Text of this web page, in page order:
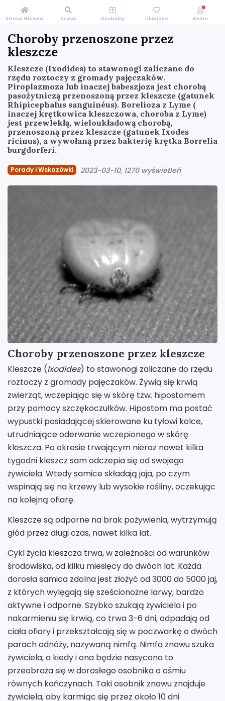
Choroby przenoszone przez
kleszcze
Kleszcze (Ixodides) to stawonogi zaliczane do
rzędu roztoczy z gromady pajęczaków.
Piroplazmoza lub inaczej babeszjoza jest chorobą
pasożytniczą przenoszoną przez kleszcze (gatunek
Rhipicephalus sanguinéus). Borelioza z Lyme (
inaczej krętkowica kleszczowa, choroba z Lyme)
jest przewlekłą, wieloukładową chorobą,
przenoszoną przez kleszcze (gatunek Ixodes
ricinus), a wywołaną przez bakterię krętka Borrelia
burgdorferi.
Porady i Wskazówki 2023-03-10 1270 wyświetleń
Choroby przenoszone przez kleszcze
Kleszcze (Ixodides) to stawonogi zaliczane do rzędu
roztoczy z gromady pajęczaków. Żywią się krwią
zwierząt, wczepiając się w skórę tzw. hipostomem
przy pomocy szczękoczułków. Hipostom ma postać
wypustki posiadającej skierowane ku tyłowi kolce,
utrudniające oderwanie wczepionego w skórę
kleszcza. Po okresie trwającym nieraz nawet kilka
tygodni kleszcz sam odczepia się od swojego
żywiciela. Wtedy samice składają jaja, po czym
wspinają się na krzewy lub wysokie rośliny, oczekując
na kolejną ofiarę.
Kleszcze są odporne na brak pożywienia, wytrzymują
głód przez długi czas, nawet kilka lat.
Cykl życia kleszcza trwa, w zależności od warunków
środowiska, od kilku miesięcy do dwóch lat. Każda
dorosła samica zdolna jest złożyć od 3000 do 5000 jaj,
z których wylęgają się sześcionożne larwy, bardzo
aktywne i odporne. Szybko szukają żywiciela i po
nakarmieniu się krwią, co trwa 3-6 dni, odpadają od
ciała ofiary i przekształcają się w poczwarkę o dwóch
parach odnóży, nazywaną nimfą. Nimfa znowu szuka
żywiciela, a kiedy i ona będzie nasycona to
przeobraża się w dorosłego osobnika o ośmiu
równych kończynach. Taki osobnik znowu znajduje
żywiciela, aby karmiąc się przez około 10 dni
Strona Główna Szukaj Opublikuj Ulubione Konto